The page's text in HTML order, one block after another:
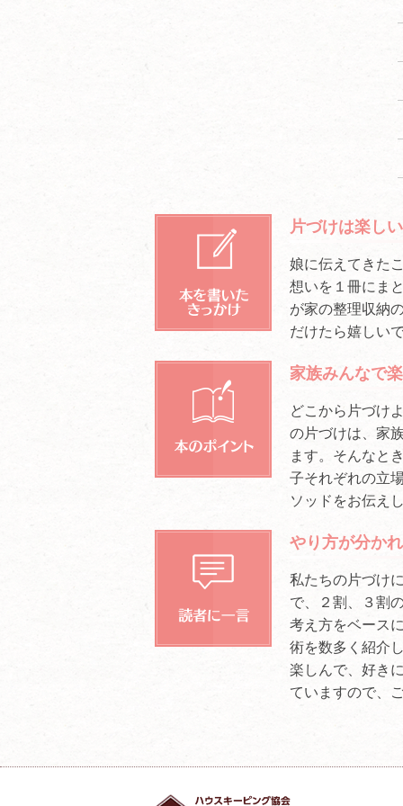
片づけは楽し
娘に伝えてきた
想いを１冊にま
が家の整理収納
だけたら嬉しい
家族みんなで
どこから片づけ
の片づけは、家
ます。そんなと
子それぞれの立
ソッドをお伝え
やり方が分か
私たちの片づけ
で、２割、３割
考え方をベース
術を数多く紹介
楽しんで、好き
ていますので、